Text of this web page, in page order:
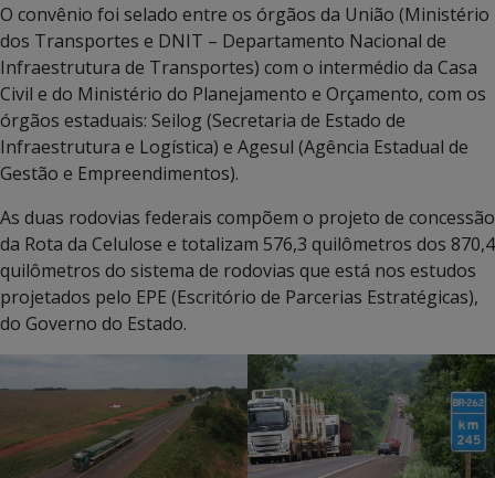
O convênio foi selado entre os órgãos da União (Ministério
dos Transportes e DNIT – Departamento Nacional de
Infraestrutura de Transportes) com o intermédio da Casa
Civil e do Ministério do Planejamento e Orçamento, com os
órgãos estaduais: Seilog (Secretaria de Estado de
Infraestrutura e Logística) e Agesul (Agência Estadual de
Gestão e Empreendimentos).
As duas rodovias federais compõem o projeto de concessão
da Rota da Celulose e totalizam 576,3 quilômetros dos 870,4
quilômetros do sistema de rodovias que está nos estudos
projetados pelo EPE (Escritório de Parcerias Estratégicas),
do Governo do Estado.